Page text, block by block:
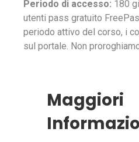
Periodo di accesso: 180
utenti pass gratuito
periodo attivo del corso, i
sul portale. Non
Maggiori